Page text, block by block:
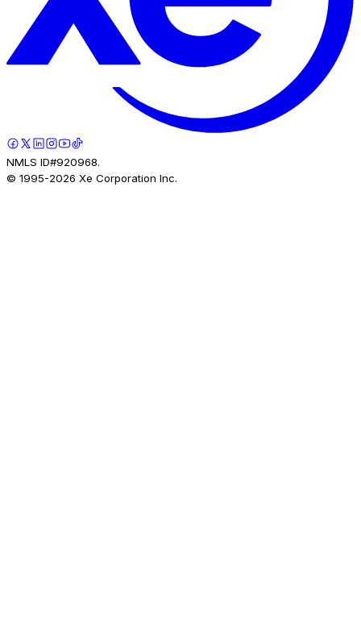
NMLS ID#920968.
© 1995-2026 Xe Corporation Inc.